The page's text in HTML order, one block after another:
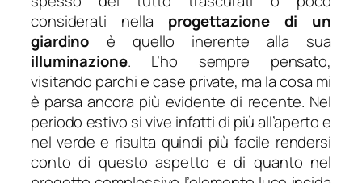
considerati nella progettazione di un
giardino è quello inerente alla sua
illuminazione. L’ho sempre pensato,
visitando parchi e case private, ma la cosa mi
è parsa ancora più evidente di recente. Nel
periodo estivo si vive infatti di più all’aperto e
nel verde e risulta quindi più facile rendersi
conto di questo aspetto e di quanto nel